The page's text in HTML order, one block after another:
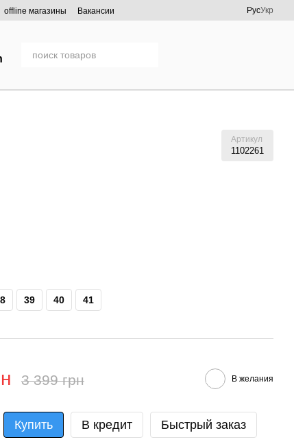
offline магазины
Вакансии
РусУкр
Артикул
1102261
39 40 41
3 399 грн В желания
Купить В кредит Быстрый заказ